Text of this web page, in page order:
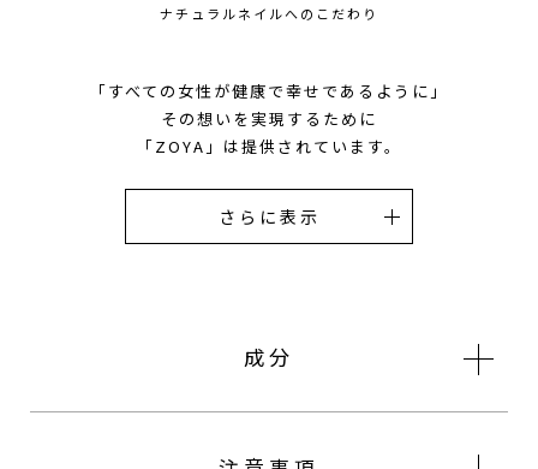
ナチュラルネイルへのこだわり
「すべての女性が健康で幸せであるように」
その想いを実現するために
「ZOYA」は提供されています。
成分